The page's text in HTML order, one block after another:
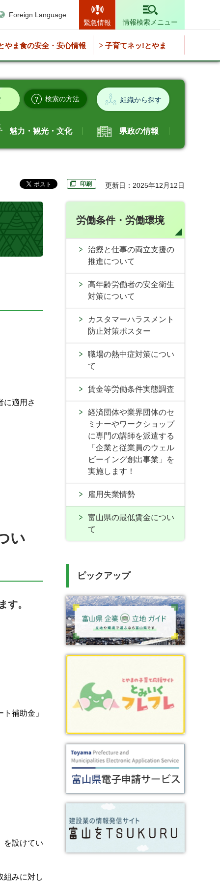
Foreign Language
緊急情報
情報検索メニュー
やま食の安全・安心情報 子育てネッ!とやま
検索の方法 組織から探す
魅力・観光・文化 県政の情報
印刷 更新日：2025年12月12日
に適用さ
い
す。
補助金」
を設けてい
組みに対し
労働条件・労働環境
治療と仕事の両立支援の
推進について
高年齢労働者の安全衛生
対策について
カスタマーハラスメント
防止対策ポスター
職場の熱中症対策につい
て
賃金等労働条件実態調査
経済団体や業界団体のセ
ミナーやワークショップ
に専門の講師を派遣する
「企業と従業員のウェル
ビーイング創出事業」を
実施します！
雇用失業情勢
富山県の最低賃金につい
て
ピックアップ